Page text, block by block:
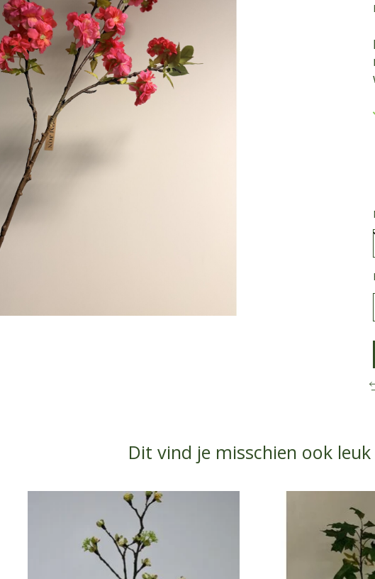
Dit vind je misschien ook leuk